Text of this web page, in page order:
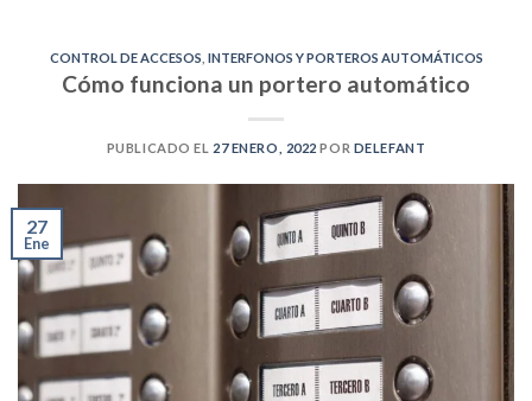
CONTROL DE ACCESOS INTERFONOS Y PORTEROS AUTOMÁTICOS
Cómo funciona un portero automático
PUBLICADO EL 27 ENERO, 2022 POR DELEFANT
27
Ene